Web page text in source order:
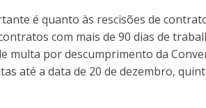
é quanto às rescisões de
com mais de 90 dias de
multa por descumprimento da
até a data de 20 de dezembro,